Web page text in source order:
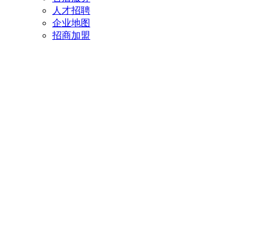
人才招聘
企业地图
招商加盟